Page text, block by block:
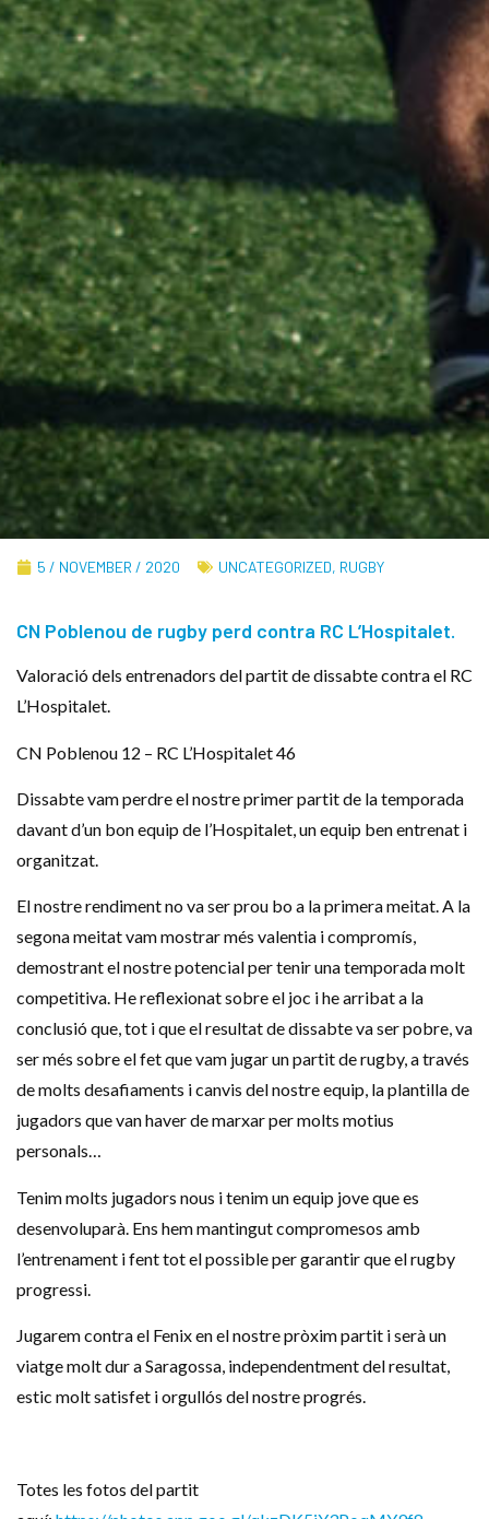
5 / NOVEMBER / 2020 UNCATEGORIZED, RUGBY
CN Poblenou de rugby perd contra RC L’Hospitalet.
Valoració dels entrenadors del partit de dissabte contra el RC
L’Hospitalet.
CN Poblenou 12 – RC L’Hospitalet 46
Dissabte vam perdre el nostre primer partit de la temporada
davant d’un bon equip de l’Hospitalet, un equip ben entrenat i
organitzat.
El nostre rendiment no va ser prou bo a la primera meitat. A la
segona meitat vam mostrar més valentia i compromís,
demostrant el nostre potencial per tenir una temporada molt
competitiva. He reflexionat sobre el joc i he arribat a la
conclusió que, tot i que el resultat de dissabte va ser pobre, va
ser més sobre el fet que vam jugar un partit de rugby, a través
de molts desafiaments i canvis del nostre equip, la plantilla de
jugadors que van haver de marxar per molts motius
personals…
Tenim molts jugadors nous i tenim un equip jove que es
desenvoluparà. Ens hem mantingut compromesos amb
l’entrenament i fent tot el possible per garantir que el rugby
progressi.
Jugarem contra el Fenix en el nostre pròxim partit i serà un
viatge molt dur a Saragossa, independentment del resultat,
estic molt satisfet i orgullós del nostre progrés.
Totes les fotos del partit